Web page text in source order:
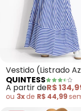
Vestido (Listrado
Branco) em
QUINTESS
A partir deR$
ou 3xde R$ 44,99